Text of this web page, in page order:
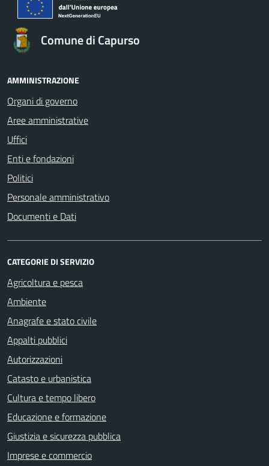
Comune di Capurso
AMMINISTRAZIONE
Organi di governo
Aree amministrative
Uffici
Enti e fondazioni
Politici
Personale amministrativo
Documenti e Dati
CATEGORIE DI SERVIZIO
Agricoltura e pesca
Ambiente
Anagrafe e stato civile
Appalti pubblici
Autorizzazioni
Catasto e urbanistica
Cultura e tempo libero
Educazione e formazione
Giustizia e sicurezza pubblica
Imprese e commercio